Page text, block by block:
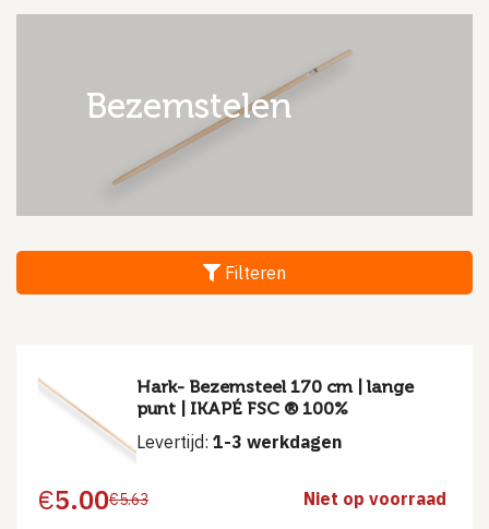
bezemstelen
Filteren
Hark- Bezemsteel 170 cm | lange
punt | IKAPÉ FSC ® 100%
Levertijd: 1-3 werkdagen
€5.63
Oorspronkelijke
€5.00
Huidige
Niet op voorraad